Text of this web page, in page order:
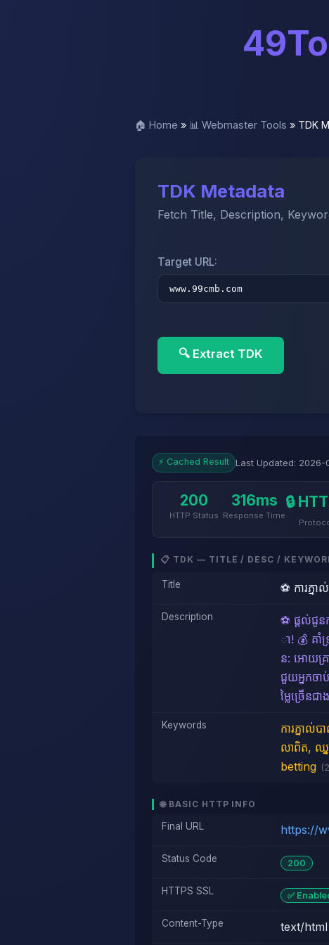
🏠 Home » 📊 Webmaster Tools » TDK
TDK Metadata
Fetch Title, Description,
Target URL:
🔍 Extract TDK
⚡ Cached Result Last Updated: 2026-
200
HTTP Status
316ms
Response Time
🔒
📋 TDK — TITLE / DESC /
Title ⚽️ ការភ្ន
Description
⚽️ ផ្ដល់ជូន
ា! 💰 គាំ
ន: អោយគ្រ
ជួយអ្នកចា
ម្លៃច្រើនជ
Keywords
ការភ្នាល់
លាពិត, ឈ្ន
betting
🌐 BASIC HTTP INFO
Final URL https://
Status Code 200
HTTPS SSL ✅
Content-Type text/html